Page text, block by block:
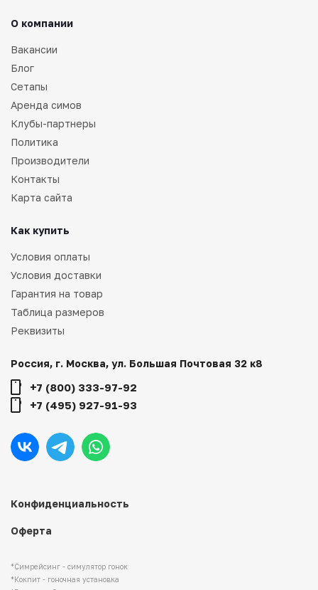
*Симрейсинг - симулятор гонок
*Кокпит - гоночная установка
Конфиденциальность
Оферта
О компании
Вакансии
Блог
Сетапы
Аренда симов
Клубы-партнеры
Политика
Производители
Контакты
Карта сайта
Как купить
Условия оплаты
Условия доставки
Гарантия на товар
Таблица размеров
Реквизиты
Россия, г. Москва, ул. Большая Почтовая 32 к8
+7 (800) 333-97-92
+7 (495) 927-91-93